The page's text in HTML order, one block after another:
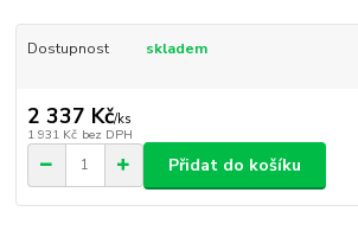
Dostupnost skladem
2 337 Kč/ks
1 931 Kč bez DPH
Přidat do košíku